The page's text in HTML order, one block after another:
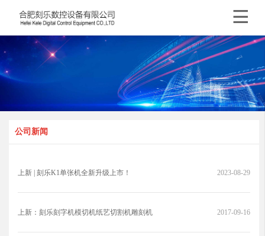

公司新闻
上新 | 刻乐K1单张机全新升级上市！ 2023-08-29
上新：刻乐刻字机模切机纸艺切割机雕刻机 2017-09-16